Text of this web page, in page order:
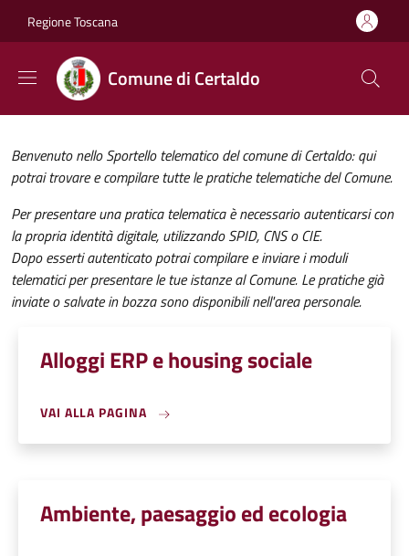
Regione Toscana
Comune di Certaldo
Benvenuto nello Sportello telematico del comune di Certaldo: qui
potrai trovare e compilare tutte le pratiche telematiche del Comune.
Per presentare una pratica telematica è necessario autenticarsi con
la propria identità digitale, utilizzando SPID, CNS o CIE.
Dopo esserti autenticato potrai compilare e inviare i moduli
telematici per presentare le tue istanze al Comune. Le pratiche già
inviate o salvate in bozza sono disponibili nell'area personale.
Alloggi ERP e housing sociale
VAI ALLA PAGINA
Ambiente, paesaggio ed ecologia